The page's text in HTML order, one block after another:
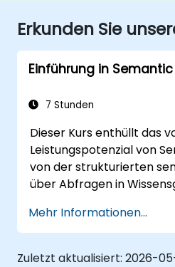
Erkunden Sie
Einführung in
7 Stunden
Dieser Kurs enthüllt das
Leistungspotenzial von
von der strukturierten
über Abfragen in
effizienten
nahtloser Integration des
vermittelt grundlegende
Mehr Informationen...
Zuletzt aktualisiert: 2026-